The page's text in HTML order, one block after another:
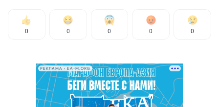
0 0 0 0 0
РЕКЛАМА • EA-M.ORG